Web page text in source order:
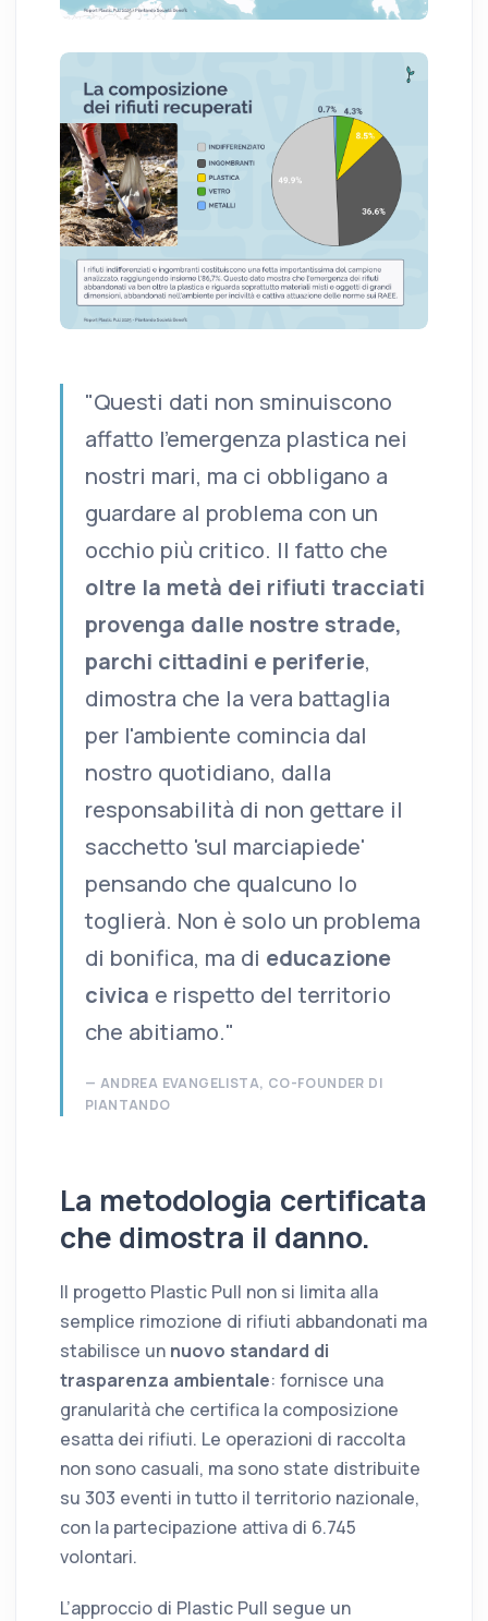
"Questi dati non sminuiscono
affatto l'emergenza plastica nei
nostri mari, ma ci obbligano a
guardare al problema con un
occhio più critico. Il fatto che
oltre la metà dei rifiuti tracciati
provenga dalle nostre strade,
parchi cittadini e periferie,
dimostra che la vera battaglia
per l'ambiente comincia dal
nostro quotidiano, dalla
responsabilità di non gettare il
sacchetto 'sul marciapiede'
pensando che qualcuno lo
toglierà. Non è solo un problema
di bonifica, ma di educazione
civica e rispetto del territorio
che abitiamo."
ANDREA EVANGELISTA, CO-FOUNDER DI
PIANTANDO
La metodologia certificata
che dimostra il danno.
Il progetto Plastic Pull non si limita alla
semplice rimozione di rifiuti abbandonati ma
stabilisce un nuovo standard di
trasparenza ambientale: fornisce una
granularità che certifica la composizione
esatta dei rifiuti. Le operazioni di raccolta
non sono casuali, ma sono state distribuite
su 303 eventi in tutto il territorio nazionale,
con la partecipazione attiva di 6.745
volontari.
L’approccio di Plastic Pull segue un